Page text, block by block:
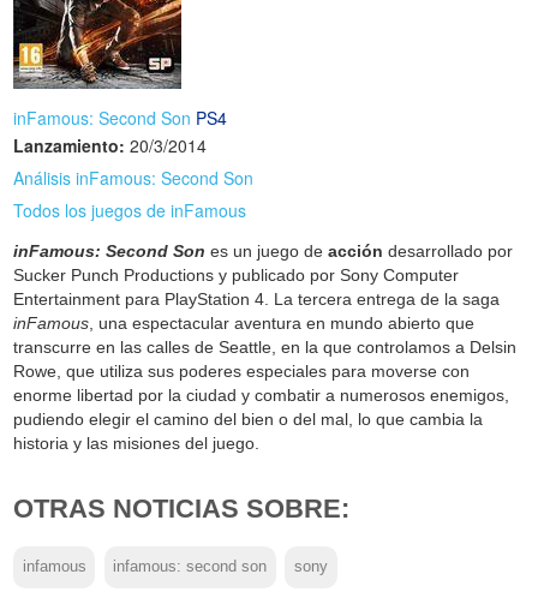
inFamous: Second Son PS4
Lanzamiento: 20/3/2014
Análisis inFamous: Second Son
Todos los juegos de inFamous
inFamous: Second Son es un juego deacción desarrollado por
Sucker Punch Productions y publicado por Sony Computer
Entertainment para PlayStation 4. La tercera entrega de la saga
inFamous, una espectacular aventura en mundo abierto que
transcurre en las calles de Seattle, en la que controlamos a Delsin
Rowe, que utiliza sus poderes especiales para moverse con
enorme libertad por la ciudad y combatir a numerosos enemigos,
pudiendo elegir el camino del bien o del mal, lo que cambia la
historia y las misiones del juego.
OTRAS NOTICIAS SOBRE:
infamous infamous: second son sony